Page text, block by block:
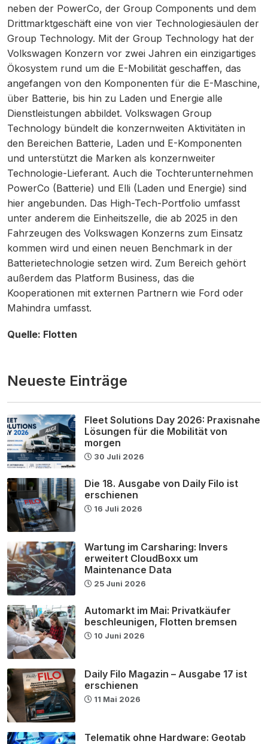
neben der PowerCo, der Group Components und dem
Drittmarktgeschäft eine von vier Technologiesäulen der
Group Technology. Mit der Group Technology hat der
Volkswagen Konzern vor zwei Jahren ein einzigartiges
Ökosystem rund um die E-Mobilität geschaffen, das
angefangen von den Komponenten für die E-Maschine,
über Batterie, bis hin zu Laden und Energie alle
Dienstleistungen abbildet. Volkswagen Group
Technology bündelt die konzernweiten Aktivitäten in
den Bereichen Batterie, Laden und E-Komponenten
und unterstützt die Marken als konzernweiter
Technologie-Lieferant. Auch die Tochterunternehmen
PowerCo (Batterie) und Elli (Laden und Energie) sind
hier angebunden. Das High-Tech-Portfolio umfasst
unter anderem die Einheitszelle, die ab 2025 in den
Fahrzeugen des Volkswagen Konzerns zum Einsatz
kommen wird und einen neuen Benchmark in der
Batterietechnologie setzen wird. Zum Bereich gehört
außerdem das Platform Business, das die
Kooperationen mit externen Partnern wie Ford oder
Mahindra umfasst.
Quelle: Flotten
Neueste Einträge
Fleet Solutions Day 2026: Praxisnahe
Lösungen für die Mobilität von
morgen
30 Juli 2026
Die 18. Ausgabe von Daily Filo ist
erschienen
16 Juli 2026
Wartung im Carsharing: Invers
erweitert CloudBoxx um
Maintenance Data
25 Juni 2026
Automarkt im Mai: Privatkäufer
beschleunigen, Flotten bremsen
10 Juni 2026
Daily Filo Magazin – Ausgabe 17 ist
erschienen
11 Mai 2026
Telematik ohne Hardware: Geotab